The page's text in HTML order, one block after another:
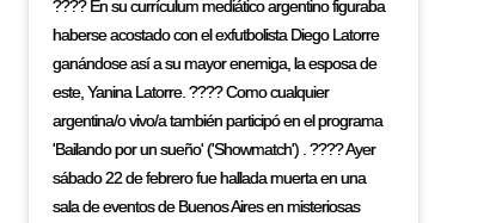
???? En su currículum mediático argentino figuraba
haberse acostado con el exfutbolista Diego Latorre
ganándose así a su mayor enemiga, la esposa de
este, Yanina Latorre. ???? Como cualquier
argentina/o vivo/a también participó en el programa
'Bailando por un sueño' ('Showmatch') . ???? Ayer
sábado 22 de febrero fue hallada muerta en una
sala de eventos de Buenos Aires en misteriosas